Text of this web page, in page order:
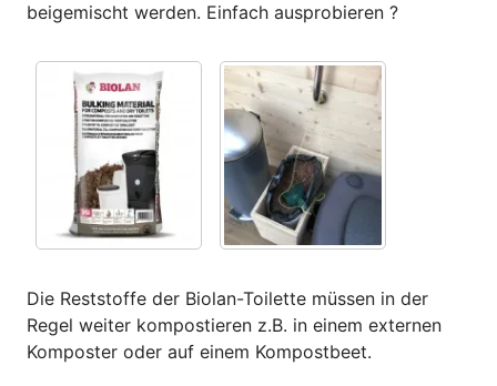
beigemischt werden. Einfach ausprobieren ?
Die Reststoffe der Biolan-Toilette müssen in der
Regel weiter kompostieren z.B. in einem externen
Komposter oder auf einem Kompostbeet.